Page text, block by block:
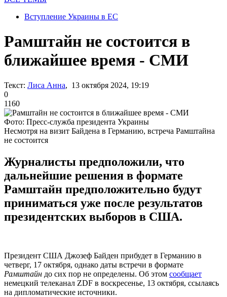
Вступление Украины в ЕС
Рамштайн не состоится в
ближайшее время - СМИ
Текст: Лиса Анна, 13 октября 2024, 19:19
0
1160
Фото: Пресс-служба президента Украины
Несмотря на визит Байдена в Германию, встреча Рамштайна
не состоится
Журналисты предположили, что
дальнейшие решения в формате
Рамштайн предположительно будут
приниматься уже после результатов
президентских выборов в США.
Президент США Джозеф Байден прибудет в Германию в
четверг, 17 октября, однако даты встречи в формате
Рамштайн до сих пор не определены. Об этом сообщает
немецкий телеканал ZDF в воскресенье, 13 октября, ссылаясь
на дипломатические источники.